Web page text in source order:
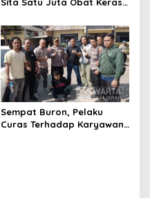
Sita Satu Juta Obat Keras
Kasus Narkoba
Sempat Buron, Pelaku
Curas Terhadap Karyawan